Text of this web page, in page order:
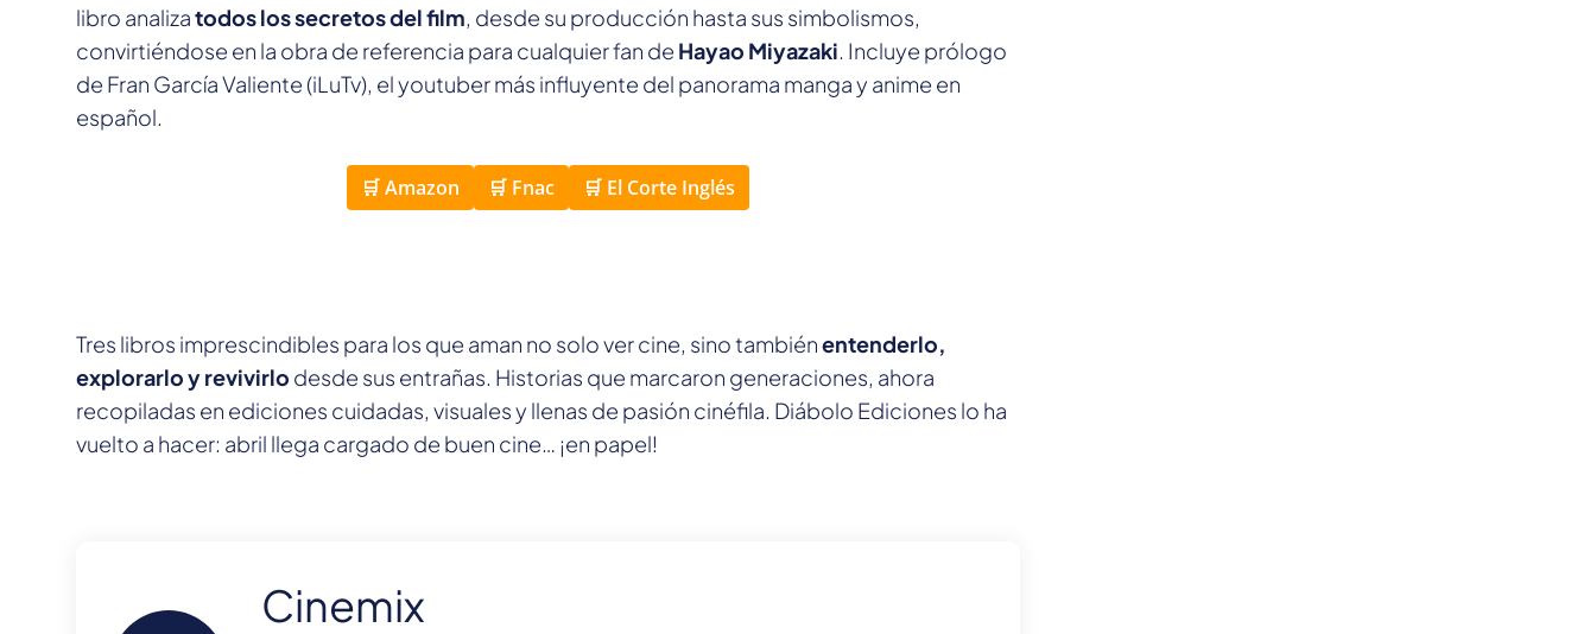
libro analizatodos los secretos del film, desde su producción hasta sus simbolismos,
convirtiéndose en la obra de referencia para cualquier fan de Hayao Miyazaki. Incluye prólogo
de Fran García Valiente (iLuTv), el youtuber más influyente del panorama manga y anime en
español.
🛒 Amazon 🛒 Fnac 🛒 El Corte Inglés
Tres libros imprescindibles para los que aman no solo ver cine, sino tambiénentenderlo,
explorarlo y revivirlo desde sus entrañas. Historias que marcaron generaciones, ahora
recopiladas en ediciones cuidadas, visuales y llenas de pasión cinéfila. Diábolo Ediciones lo ha
vuelto a hacer: abril llega cargado de buen cine… ¡en papel!
Cinemix